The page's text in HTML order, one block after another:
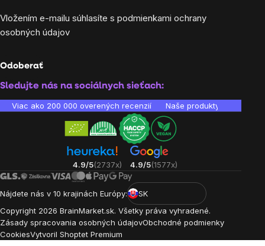
Vložením e-mailu súhlasíte s podmienkami ochrany
osobných údajov
Odoberať
Sledujte nás na sociálnych sieťach:
Viac ako 200 000 overených recenzií Naše produkty sú
4.9/5(2737x) 4.9/5(1577x)
Nájdete nás v 10 krajinách Európy:
SK
Copyright 2026 BrainMarket.sk. Všetky práva vyhradené.
Zásady spracovania osobných údajovObchodné podmienky
CookiesVytvoril Shoptet Premium